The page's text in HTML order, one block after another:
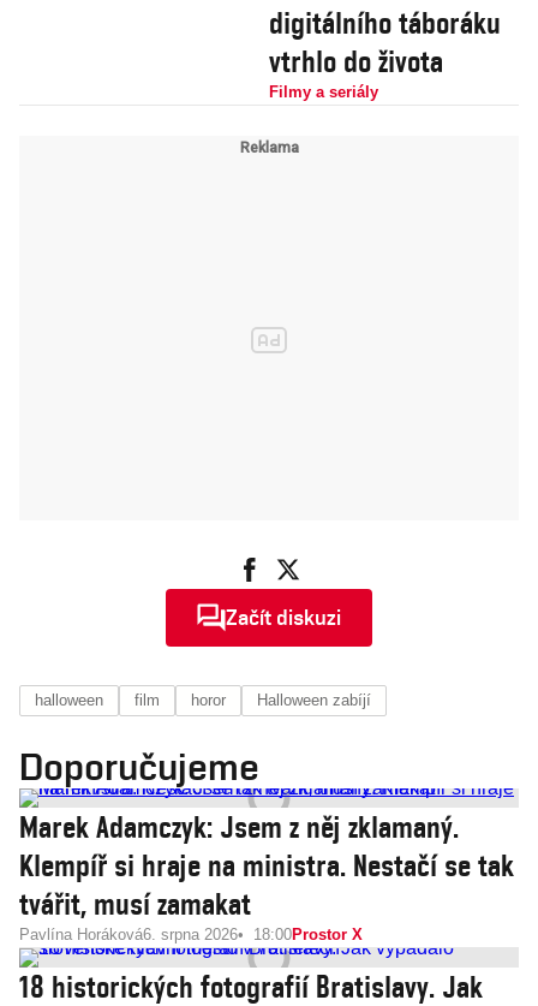
digitálního táboráku
vtrhlo do života
Filmy a seriály
Začít diskuzi
halloween film horor Halloween zabíjí
Doporučujeme
Marek Adamczyk: Jsem z něj zklamaný.
Klempíř si hraje na ministra. Nestačí se tak
tvářit, musí zamakat
Pavlína Horáková6. srpna 2026 18:00Prostor X
18 historických fotografií Bratislavy. Jak